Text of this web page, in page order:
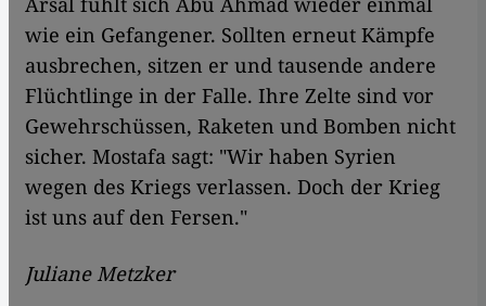
wie ein Gefangener. Sollten erneut Kämpfe
ausbrechen, sitzen er und tausende andere
Flüchtlinge in der Falle. Ihre Zelte sind vor
Gewehrschüssen, Raketen und Bomben nicht
sicher. Mostafa sagt: "Wir haben Syrien
wegen des Kriegs verlassen. Doch der Krieg
ist uns auf den Fersen."
Juliane Metzker